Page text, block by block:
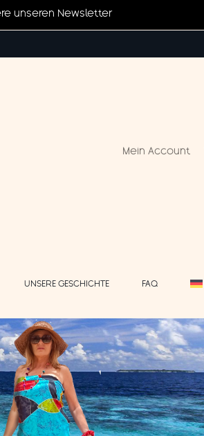
Mein Account
UNSERE GESCHICHTE FAQ
unseren Newsletter